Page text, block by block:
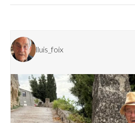
lluis_foix